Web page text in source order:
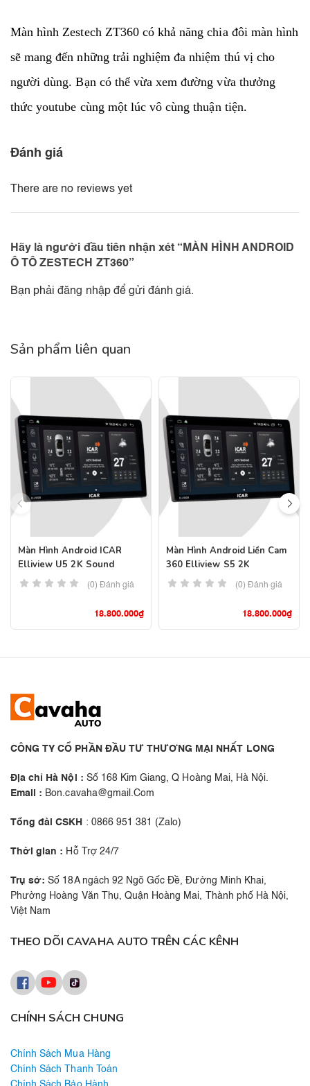
Màn hình Zestech ZT360 có khả năng chia đôi màn hình
sẽ mang đến những trải nghiệm đa nhiệm thú vị cho
người dùng. Bạn có thể vừa xem đường vừa thưởng
thức youtube cùng một lúc vô cùng thuận tiện.
Đánh giá
There are no reviews yet
Hãy là người đầu tiên nhận xét “MÀN HÌNH ANDROID
Ô TÔ ZESTECH ZT360”
Bạn phảiđăng nhậpđể gửi đánh giá.
Sản phẩm liên quan
Màn Hình Android ICAR
Elliview U5 2K Sound
(0) Đánh giá
18.800.000₫
Màn Hình Android Liền Cam
360 Elliview S5 2K
(0) Đánh giá
18.800.000₫
CÔNG TY CỔ PHẦN ĐẦU TƯ THƯƠNG MẠI NHẤT LONG
Địa chỉ Hà Nội : Số 168 Kim Giang, Q Hoàng Mai, Hà Nội.
Email : Bon.cavaha@gmail.Com
Tổng đài CSKH : 0866 951 381 (Zalo)
Thời gian : Hỗ Trợ 24/7
Trụ sở: Số 18A ngách 92 Ngõ Gốc Đề, Đường Minh Khai,
Phường Hoàng Văn Thụ, Quận Hoàng Mai, Thành phố Hà Nội,
Việt Nam
CHÍNH SÁCH CHUNG
Chính Sách Mua Hàng
Chính Sách Thanh Toán
THEO DÕI CAVAHA AUTO TRÊN CÁC KÊNH